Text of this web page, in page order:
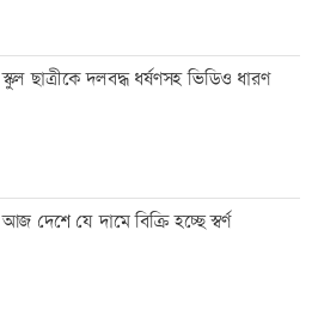
শাহজালাল বিমানবন্দরে আগুন, সাময়িক বন্ধ
যাত্রীসেবা
গ্রিস উপকূলে দুই শতাধিক অভিবাসী উদ্ধার,
অধিকাংশ বাংলাদেশি
স্কুল ছাত্রীকে দলবদ্ধ ধর্ষণসহ ভিডিও ধারণ
আজ দেশে যে দামে বিক্রি হচ্ছে স্বর্ণ